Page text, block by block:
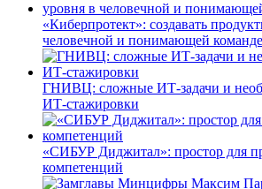
«Киберпротект»: создавать
человечной и понимающей команде
ГНИВЦ: сложные ИТ‑задачи и
ИТ‑стажировки
«СИБУР Диджитал»: простор для
компетенций